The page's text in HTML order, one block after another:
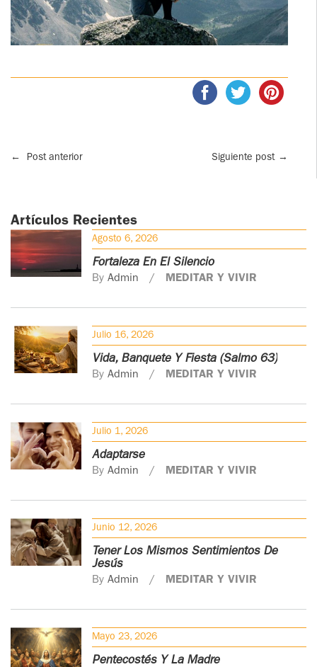
← Post anterior Siguiente post →
Artículos Recientes
Agosto 6, 2026
Fortaleza En El Silencio
By Admin MEDITAR Y VIVIR
Julio 16, 2026
Vida, Banquete Y Fiesta (Salmo 63)
By Admin MEDITAR Y VIVIR
Julio 1, 2026
Adaptarse
By Admin MEDITAR Y VIVIR
Junio 12, 2026
Tener Los Mismos Sentimientos De
Jesús
By Admin MEDITAR Y VIVIR
Mayo 23, 2026
Pentecostés Y La Madre